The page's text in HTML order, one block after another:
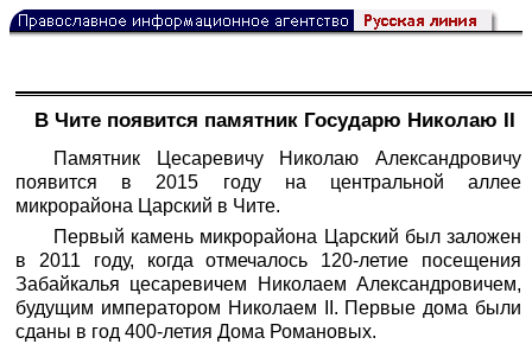
В Чите появится памятник Государю Николаю II
Памятник Цесаревичу Николаю Александровичу
появится в 2015 году на центральной аллее
микрорайона Царский в Чите.
Первый камень микрорайона Царский был заложен
в 2011 году, когда отмечалось 120-летие посещения
Забайкалья цесаревичем Николаем Александровичем,
будущим императором Николаем II. Первые дома были
сданы в год 400-летия Дома Романовых.